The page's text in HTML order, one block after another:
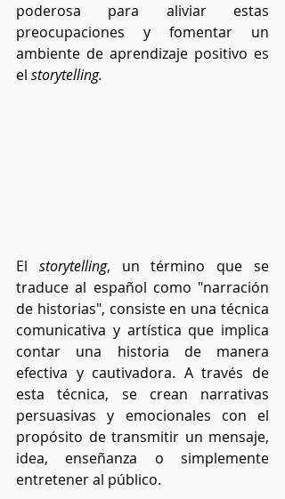
poderosa para aliviar estas
preocupaciones y fomentar un
ambiente de aprendizaje positivo es
el storytelling.
El storytelling, un término que se
traduce al español como "narración
de historias", consiste en una técnica
comunicativa y artística que implica
contar una historia de manera
efectiva y cautivadora. A través de
esta técnica, se crean narrativas
persuasivas y emocionales con el
propósito de transmitir un mensaje,
idea, enseñanza o simplemente
entretener al público.